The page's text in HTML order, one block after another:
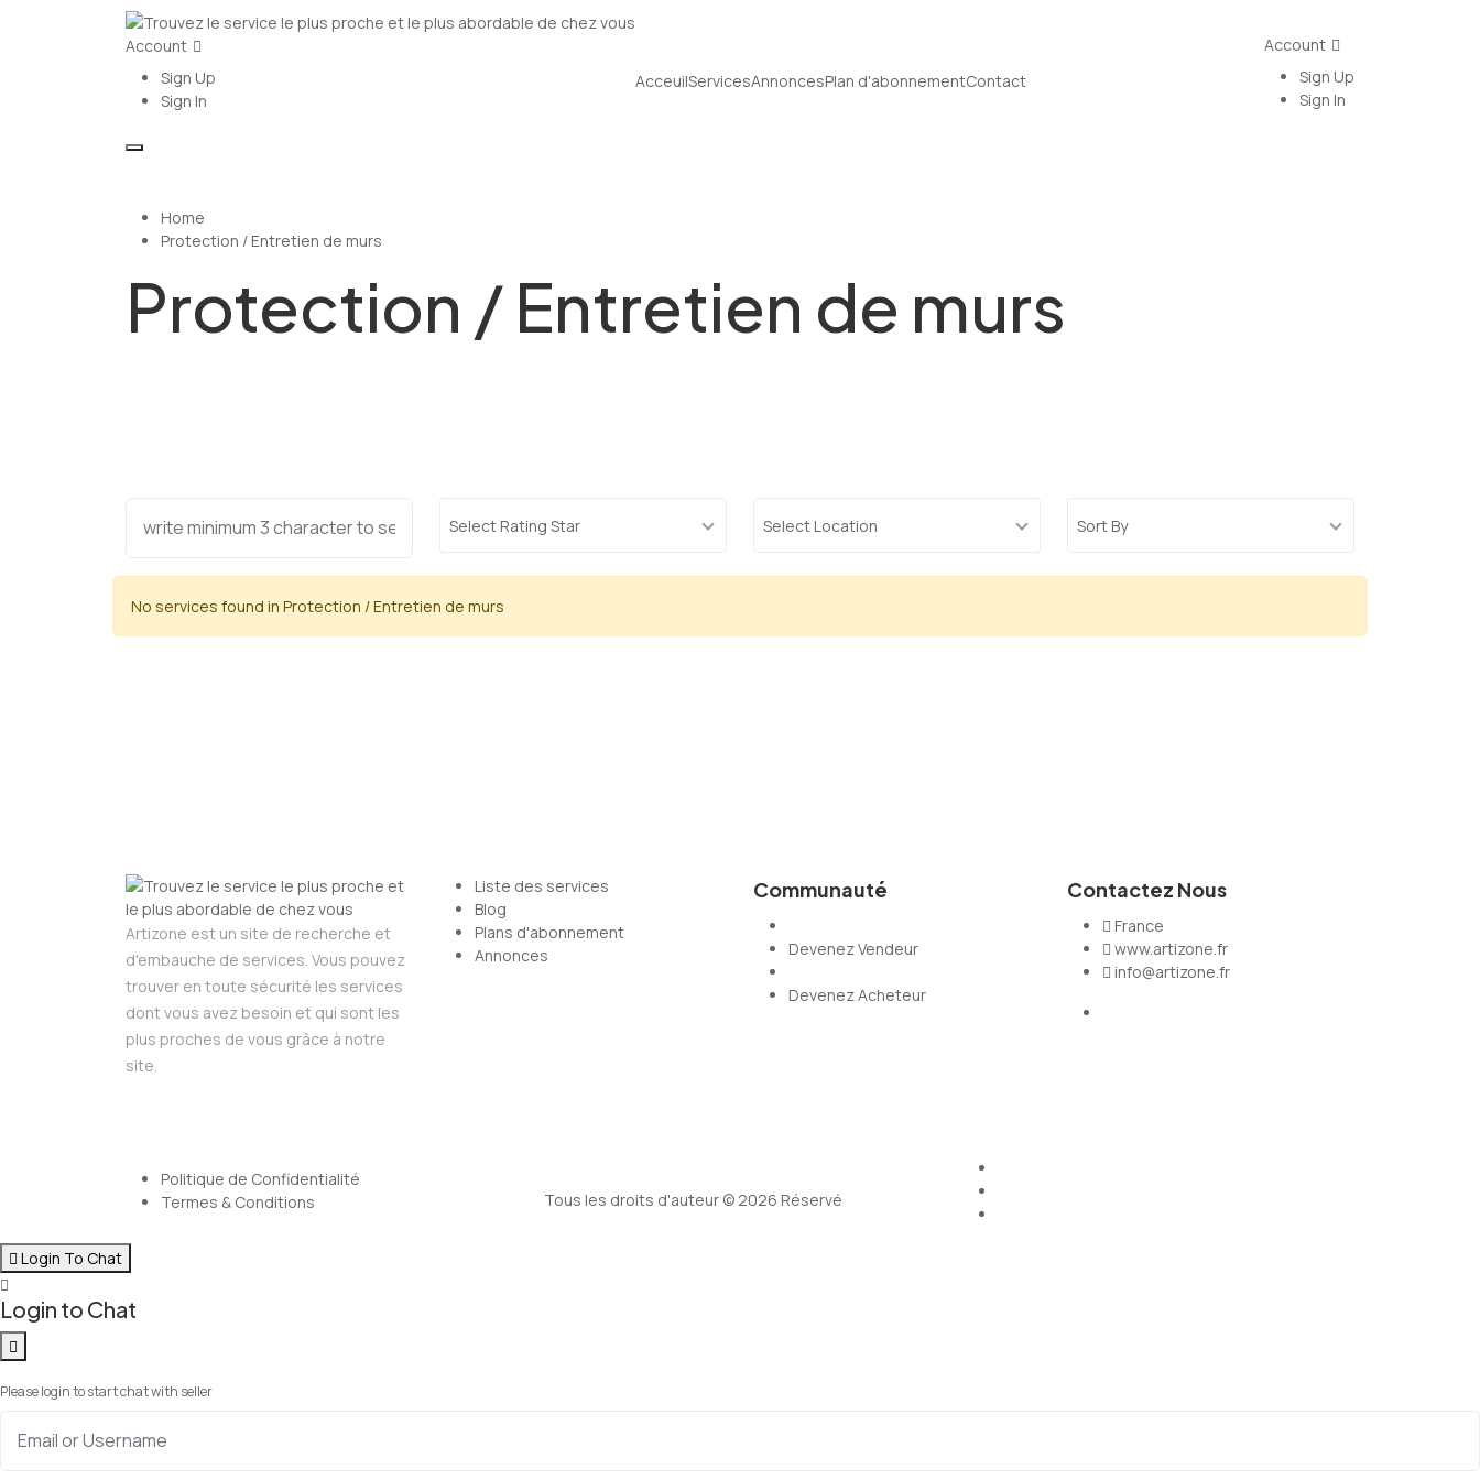
Account
Sign Up
Sign In
AcceuilServicesAnnoncesPlan d'abonnementContact
Account
Sign Up
Sign In
Home
Protection / Entretien de murs
Protection / Entretien de murs
Select Rating Star Select Location Sort By
No services found in Protection / Entretien de murs
Artizone est un site de recherche et
d'embauche de services. Vous pouvez
trouver en toute sécurité les services
dont vous avez besoin et qui sont les
plus proches de vous grâce à notre
site.
Liste des services
Blog
Plans d'abonnement
Annonces
Communauté
Devenez Vendeur
Devenez Acheteur
Contactez Nous
France
www.artizone.fr
info@artizone.fr
Politique de Confidentialité
Termes & Conditions
Tous les droits d'auteur © 2026 Réservé
Login To Chat
Login to Chat
Please login to start chat with seller